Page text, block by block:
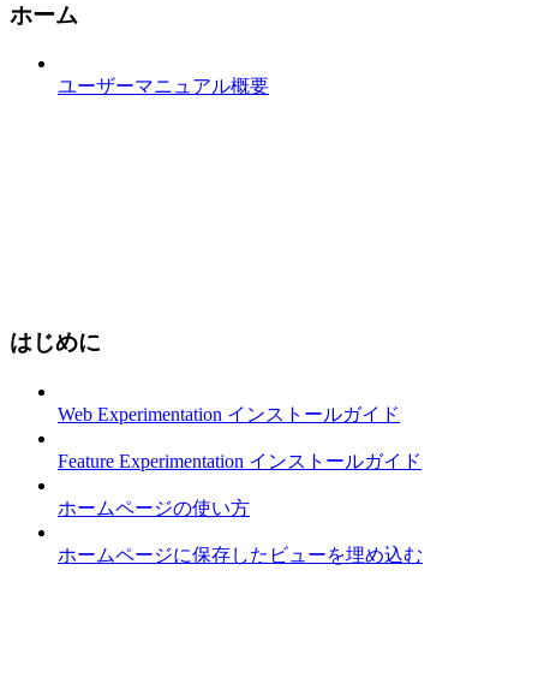
ホーム
ユーザーマニュアル概要
はじめに
Web Experimentation インストールガイド
Feature Experimentation インストールガイド
ホームページの使い方
ホームページに保存したビューを埋め込む